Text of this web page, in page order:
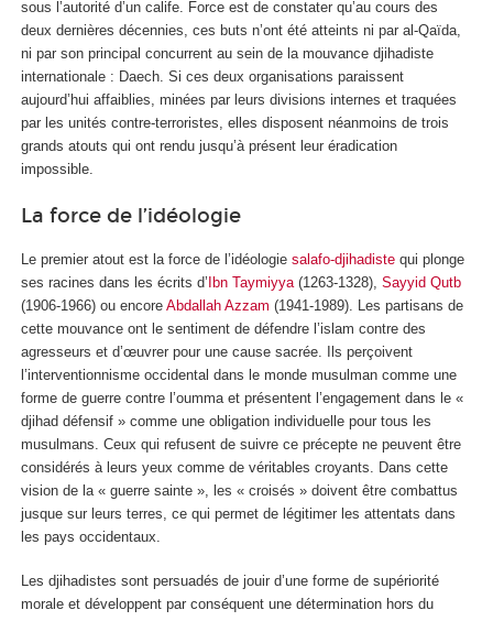
sous l’autorité d’un calife. Force est de constater qu’au cours des
deux dernières décennies, ces buts n’ont été atteints ni par al-Qaïda,
ni par son principal concurrent au sein de la mouvance djihadiste
internationale : Daech. Si ces deux organisations paraissent
aujourd’hui affaiblies, minées par leurs divisions internes et traquées
par les unités contre-terroristes, elles disposent néanmoins de trois
grands atouts qui ont rendu jusqu’à présent leur éradication
impossible.
La force de l’idéologie
Le premier atout est la force de l’idéologie salafo-djihadiste qui plonge
ses racines dans les écrits d’ Ibn Taymiyya (1263-1328), Sayyid Qutb
(1906-1966) ou encore Abdallah Azzam (1941-1989). Les partisans de
cette mouvance ont le sentiment de défendre l’islam contre des
agresseurs et d’œuvrer pour une cause sacrée. Ils perçoivent
l’interventionnisme occidental dans le monde musulman comme une
forme de guerre contre l’oumma et présentent l’engagement dans le «
djihad défensif » comme une obligation individuelle pour tous les
musulmans. Ceux qui refusent de suivre ce précepte ne peuvent être
considérés à leurs yeux comme de véritables croyants. Dans cette
vision de la « guerre sainte », les « croisés » doivent être combattus
jusque sur leurs terres, ce qui permet de légitimer les attentats dans
les pays occidentaux.
Les djihadistes sont persuadés de jouir d’une forme de supériorité
morale et développent par conséquent une détermination hors du